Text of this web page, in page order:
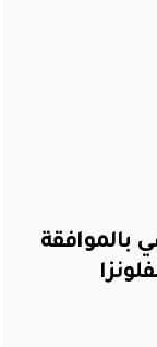
بالموافقة